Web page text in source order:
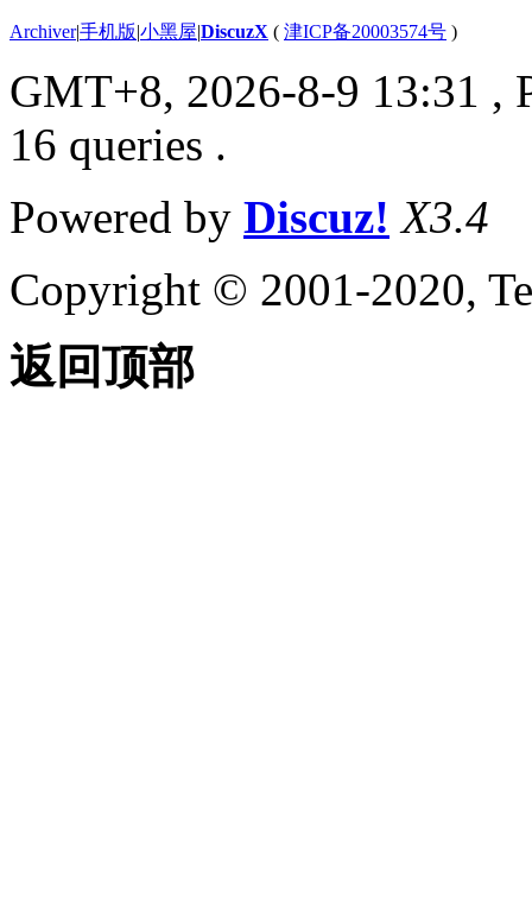
Archiver|手机版|小黑屋|DiscuzX ( 津ICP备20003574号 )
GMT+8, 2026-8-9 13:31 ,
16 queries .
Powered by Discuz! X3.4
Copyright © 2001-2020,
返回顶部